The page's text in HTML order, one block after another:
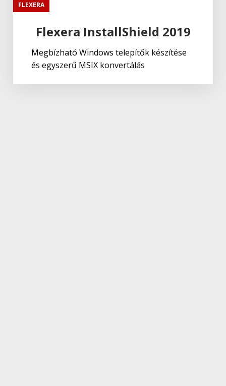
FLEXERA
Flexera InstallShield 2019
Megbízható Windows telepítők készítése
és egyszerű MSIX konvertálás